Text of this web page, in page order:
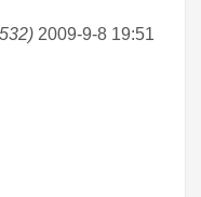
2009-9-8 19:51